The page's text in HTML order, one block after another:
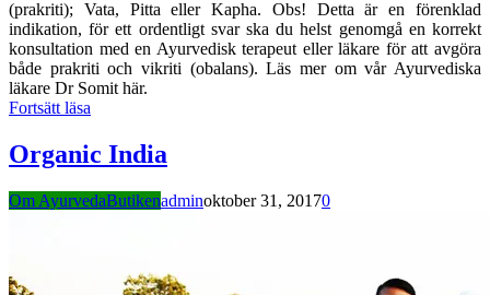
(prakriti); Vata, Pitta eller Kapha. Obs! Detta är en förenklad
indikation, för ett ordentligt svar ska du helst genomgå en korrekt
konsultation med en Ayurvedisk terapeut eller läkare för att avgöra
både prakriti och vikriti (obalans). Läs mer om vår Ayurvediska
läkare Dr Somit här.
Fortsätt läsa
Organic India
Om AyurvedaButikenadminoktober 31, 20170